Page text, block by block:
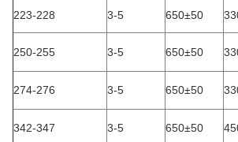
223-228 3-5 650±50
250-255 3-5 650±50
274-276 3-5 650±50
342-347 3-5 650±50